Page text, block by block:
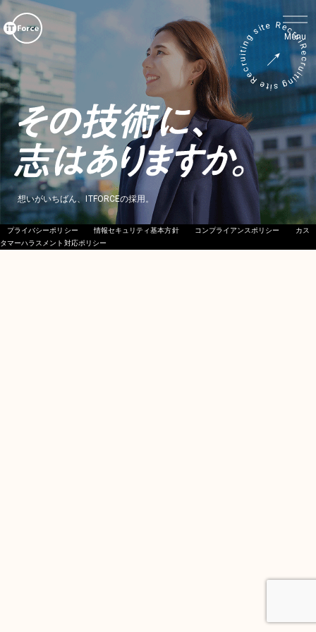
©IT FORCE.inc All Right Reserved
想いがいちばん、ITFORCEの採用。
Recruiting site Recruiting site Recruiting site Recruiting site
プライバシーポリシー 情報セキュリティ基本方針 コンプライアンスポリシー
カス
タマーハラスメント対応ポリシー